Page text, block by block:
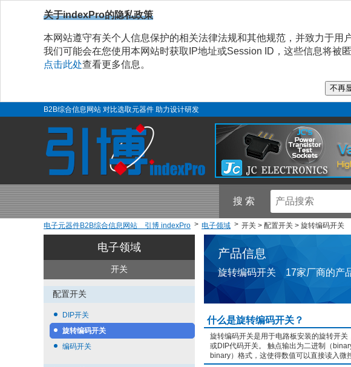
关于indexPro的隐私政策
本网站遵守有关个人信息保护的相关法律法规和其他规范，并致力于用
我们可能会在您使用本网站时获取IP地址或Session ID，这些信息将被
点击此处查看更多信息。
B2B综合信息网站 对比选取元器件 助力设计研发
搜 索
电子元器件B2B综合信息网站 引博 indexPro 电子领域 开关 > 配置开关 > 旋转编码开关
电子领域
开关
配置开关
DIP开关
旋转编码开关
编码开关
产品信息
旋转编码开关 17家厂商的产
什么是旋转编码开关？
旋转编码开关是用于电路板安装的旋转开
或DIP代码开关。 触点输出为二进制（
binary）格式，这使得数值可以直接读入微